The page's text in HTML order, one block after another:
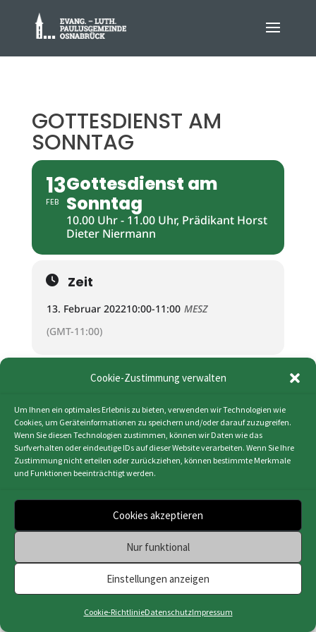
Cookie-Zustimmung verwalten
Um Ihnen ein optimales Erlebnis zu bieten, verwenden wir Technologien wie
Cookies, um Geräteinformationen zu speichern und/oder darauf zuzugreifen.
Wenn Sie diesen Technologien zustimmen, können wir Daten wie das
Surfverhalten oder eindeutige IDs auf dieser Website verarbeiten. Wenn Sie Ihre
Zustimmung nicht erteilen oder zurückziehen, können bestimmte Merkmale
und Funktionen beeinträchtigt werden.
Cookies akzeptieren
Nur funktional
Einstellungen anzeigen
Cookie-RichtlinieDatenschutzImpressum
GOTTESDIENST AM
SONNTAG
13
FEB
Gottesdienst am
Sonntag
10.00 Uhr - 11.00 Uhr, Prädikant Horst
Dieter Niermann
Zeit
13. Februar 202210:00-11:00 MESZ
(GMT-11:00)
KALENDER (ICS)
Impressum|Datenschutz|Cookie-Richtlinie
Webdesign & Programmierung | HMF-IT
Osnabrück